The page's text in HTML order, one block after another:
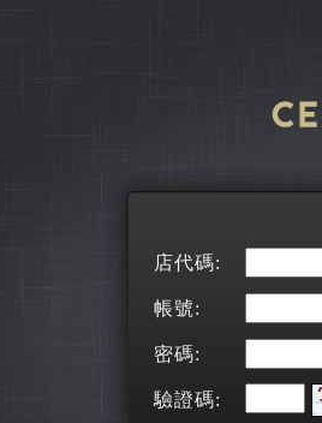
店代碼:
帳號:
密碼:
驗證碼: